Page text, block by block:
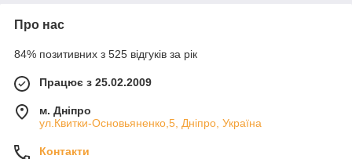
Про нас
84% позитивних з 525 відгуків за рік
Працює з 25.02.2009
м. Дніпро
ул.Квитки-Основьяненко,5, Дніпро, Україна
Контакти